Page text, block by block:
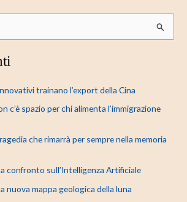
trainano l’export della Cina
c’è spazio per chi alimenta l’immigrazione
che rimarrà per sempre nella memoria
confronto sull’Intelligenza Artificiale
nuova mappa geologica della luna